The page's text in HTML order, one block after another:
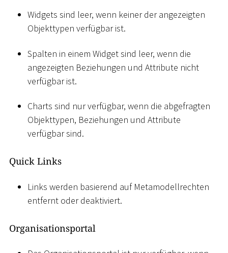
Widgets sind leer, wenn keiner der angezeigten
Objekttypen verfügbar ist.
Spalten in einem Widget sind leer, wenn die
angezeigten Beziehungen und Attribute nicht
verfügbar ist.
Charts sind nur verfügbar, wenn die abgefragten
Objekttypen, Beziehungen und Attribute
verfügbar sind.
Quick Links
Links werden basierend auf Metamodellrechten
entfernt oder deaktiviert.
Organisationsportal